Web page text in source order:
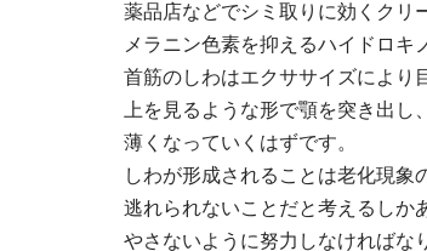
薬品店などでシミ取りに効くクリ
メラニン色素を抑えるハイドロキ
首筋のしわはエクササイズにより
上を見るような形で顎を突き出
薄くなっていくはずです。
しわが形成されることは老化現象
逃れられないことだと考えるしか
やさないように努力しなければな